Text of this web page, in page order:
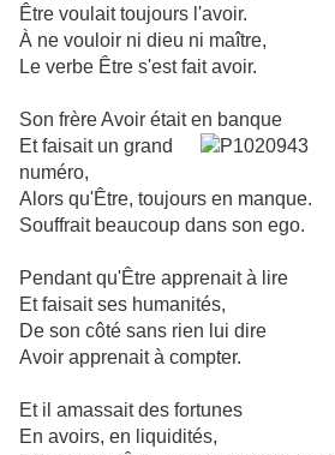
Être voulait toujours l'avoir.
À ne vouloir ni dieu ni maître,
Le verbe Être s'est fait avoir.
Son frère Avoir était en banque
Et faisait un grand
numéro,
Alors qu'Être, toujours en manque.
Souffrait beaucoup dans son ego.
Pendant qu'Être apprenait à lire
Et faisait ses humanités,
De son côté sans rien lui dire
Avoir apprenait à compter.
Et il amassait des fortunes
En avoirs, en liquidités,